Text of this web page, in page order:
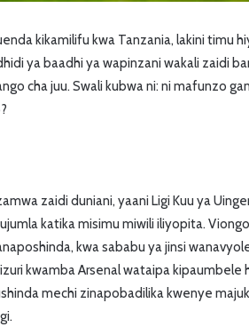
kikamilifu kwa Tanzania, lakini timu
ya baadhi ya wapinzani wakali zaidi
cha juu. Swali kubwa ni: ni mafunzo
zaidi duniani, yaani Ligi Kuu ya
katika misimu miwili iliyopita.
kwa sababu ya jinsi
kwamba Arsenal wataipa kipaumbele
mechi zinapobadilika kwenye